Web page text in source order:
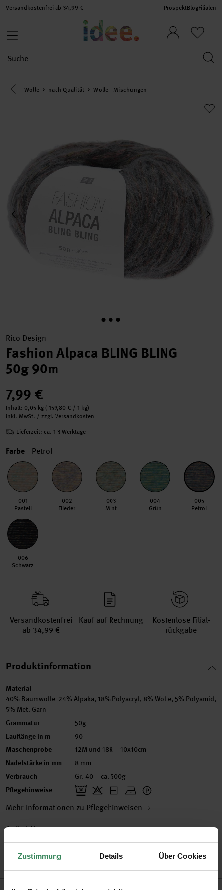
Zustimmung Details Über Cookies
Versandkostenfrei ab 34,99 € ProspektBlogFilialen
Eine Kategorie zurück navigieren
Wolle nach Qualität Wolle - Mischungen
Rico Design
Fashion Alpaca BLING BLING
50g 90m
7,99 €
Inhalt: 0,05 kg ( 159,80 € / 1 kg)
inkl. MwSt. / zzgl. Versandkosten
Lieferzeit: ca. 1-3 Werktage
Farbe Petrol
001
Pastell
002
Flieder
003
Mint
004
Grün
005
Petrol
006
Schwarz
Versand­kosten­frei
ab 34,99 €
Kauf auf Rechnung
Kosten­lose Filial­
rückgabe
Produktinformation
Material
40% Baumwolle, 24% Alpaka, 18% Polyacryl, 8% Wolle, 5% Polyamid,
5% Met. Garn
Grammatur 50g
Lauflänge in m 90
Maschenprobe 12M und 18R = 10x10cm
Nadelstärke in mm 8 mm
Verbrauch Gr. 40 = ca. 500g
Pflegehinweise
Mehr Informationen zu Pflegehinweisen
Artikel-Nr.383321.005
Bestell-Nr.3405574